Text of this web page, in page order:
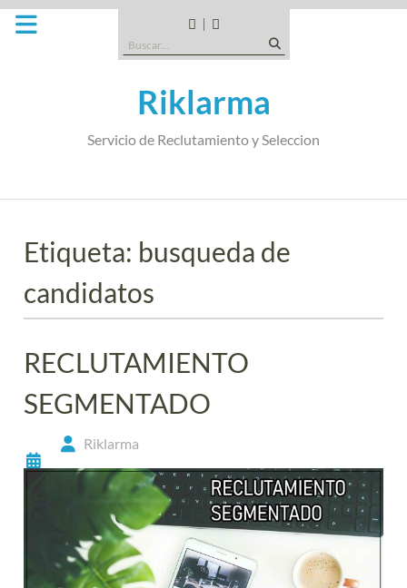
Saltar
CANDIDATOS
TIPO
EMPRESA
SOMOS
Buscar:
Riklarma
Servicio de Reclutamiento y Seleccion
Etiqueta: busqueda de
candidatos
RECLUTAMIENTO
SEGMENTADO
Riklarma